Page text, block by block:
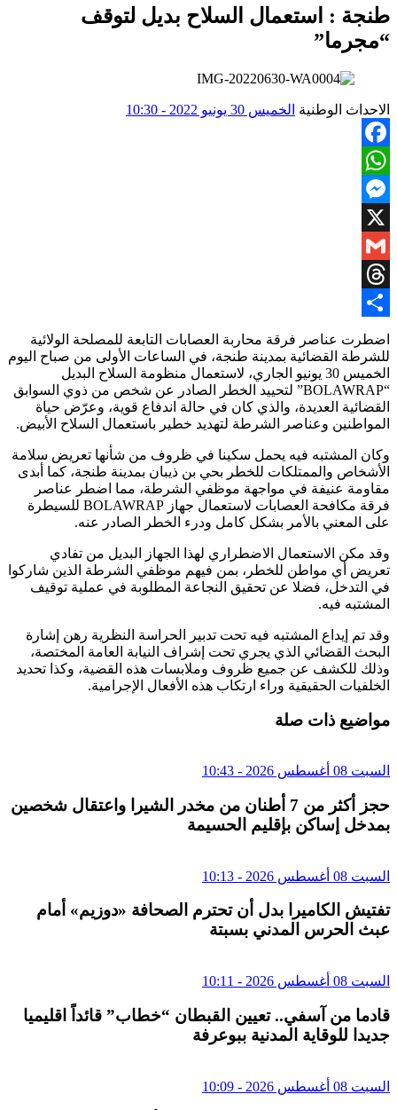
طنجة : استعمال السلاح بديل لتوقف
“مجرما”
الاحداث الوطنية الخميس 30 يونيو 2022 - 10:30
Facebook
WhatsApp
Messenger
X
Gmail
Threads
Share
اضطرت عناصر فرقة محاربة العصابات التابعة للمصلحة الولائية
للشرطة القضائية بمدينة طنجة، في الساعات الأولى من صباح اليوم
الخميس 30 يونيو الجاري، لاستعمال منظومة السلاح البديل
“BOLAWRAP” لتحييد الخطر الصادر عن شخص من ذوي السوابق
القضائية العديدة، والذي كان في حالة اندفاع قوية، وعرّض حياة
المواطنين وعناصر الشرطة لتهديد خطير باستعمال السلاح الأبيض.
وكان المشتبه فيه يحمل سكينا في ظروف من شأنها تعريض سلامة
الأشخاص والممتلكات للخطر بحي بن ذيبان بمدينة طنجة، كما أبدى
مقاومة عنيفة في مواجهة موظفي الشرطة، مما اضطر عناصر
فرقة مكافحة العصابات لاستعمال جهاز BOLAWRAP للسيطرة
على المعني بالأمر بشكل كامل ودرء الخطر الصادر عنه.
وقد مكن الاستعمال الاضطراري لهذا الجهاز البديل من تفادي
تعريض أي مواطن للخطر، بمن فيهم موظفي الشرطة الذين شاركوا
في التدخل، فضلا عن تحقيق النجاعة المطلوبة في عملية توقيف
المشتبه فيه.
وقد تم إيداع المشتبه فيه تحت تدبير الحراسة النظرية رهن إشارة
البحث القضائي الذي يجري تحت إشراف النيابة العامة المختصة،
وذلك للكشف عن جميع ظروف وملابسات هذه القضية، وكذا تحديد
الخلفيات الحقيقية وراء ارتكاب هذه الأفعال الإجرامية.
مواضيع ذات صلة
السبت 08 أغسطس 2026 - 10:43
حجز أكثر من 7 أطنان من مخدر الشيرا واعتقال شخصين
بمدخل إساكن بإقليم الحسيمة
السبت 08 أغسطس 2026 - 10:13
تفتيش الكاميرا بدل أن تحترم الصحافة «دوزيم» أمام
عبث الحرس المدني بسبتة
السبت 08 أغسطس 2026 - 10:11
قادما من آسفي.. تعيين القبطان “خطاب” قائداً اقليميا
جديدا للوقاية المدنية ببوعرفة
السبت 08 أغسطس 2026 - 10:09